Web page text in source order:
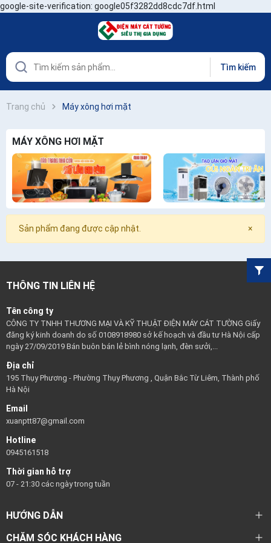
google-site-verification: google05f3282dd8cdc7df.html
Tìm kiếm
Trang chủ Máy xông hơi mặt
MÁY XÔNG HƠI MẶT
×
Sản phẩm đang được cập nhật.
THÔNG TIN LIÊN HỆ
Tên công ty
CÔNG TY TNHH THƯƠNG MẠI VÀ KỸ THUẬT ĐIỆN MÁY CÁT TƯỜNG Giấy
đăng ký kinh doanh do số 0108918980 sở kế hoạch và đầu tư Hà Nội cấp
ngày 27/09/2019 Bán buôn bán lẻ bình nóng lạnh, đèn sưởi,...
Địa chỉ
195 Thụy Phương - Phường Thụy Phương , Quận Bắc Từ Liêm, Thành phố
Hà Nội
Email
xuanptt87@gmail.com
Hotline
0945161518
Thời gian hỗ trợ
07 - 21:30 các ngày trong tuần
HƯỚNG DẪN
CHĂM SÓC KHÁCH HÀNG